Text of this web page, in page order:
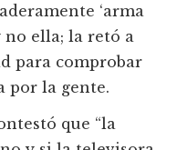
‘arma
no ella; la retó a
para comprobar
por la gente.
que “la